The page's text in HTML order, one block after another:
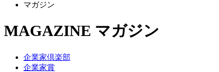
マガジン
MAGAZINE マガジン
企業家倶楽部
企業家賞